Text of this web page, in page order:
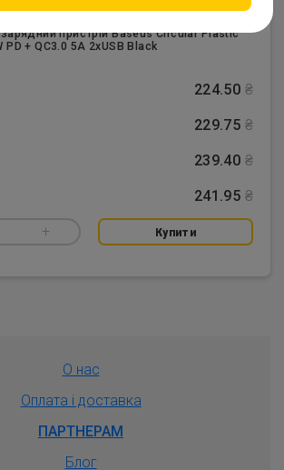
пристрій Baseus Circular Plastic
PD + QC3.0 5A 2xUSB Black
224.50 ₴
229.75 ₴
239.40 ₴
241.95 ₴
+ Купити
О нас
Оплата і доставка
ПАРТНЕРАМ
Блог